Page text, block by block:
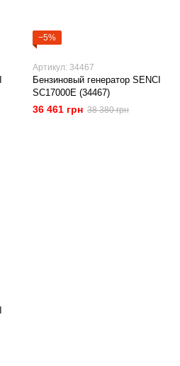
−5%
Артикул: 34467
Бензиновый генератор SENCI
SC17000E (34467)
36 461 грн 38 380 грн